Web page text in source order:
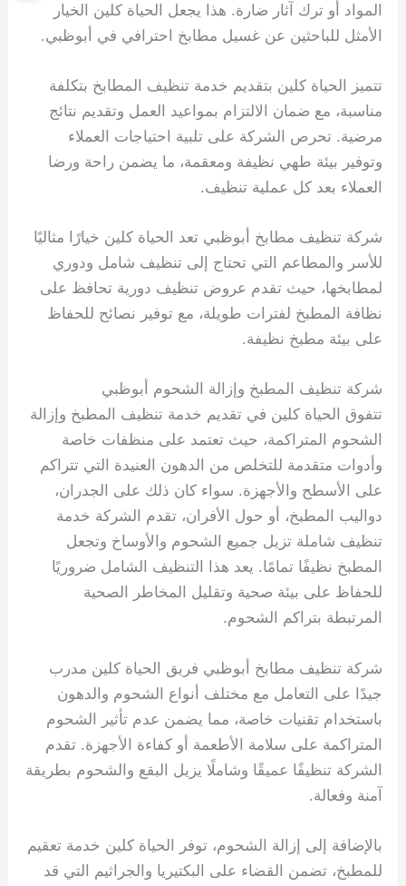
المواد أو ترك آثار ضارة. هذا يجعل الحياة كلين الخيار
الأمثل للباحثين عن غسيل مطابخ احترافي في أبوظبي.
تتميز الحياة كلين بتقديم خدمة تنظيف المطابخ بتكلفة
مناسبة، مع ضمان الالتزام بمواعيد العمل وتقديم نتائج
مرضية. تحرص الشركة على تلبية احتياجات العملاء
وتوفير بيئة طهي نظيفة ومعقمة، ما يضمن راحة ورضا
العملاء بعد كل عملية تنظيف.
شركة تنظيف مطابخ أبوظبي تعد الحياة كلين خيارًا مثاليًا
للأسر والمطاعم التي تحتاج إلى تنظيف شامل ودوري
لمطابخها، حيث تقدم عروض تنظيف دورية تحافظ على
نظافة المطبخ لفترات طويلة، مع توفير نصائح للحفاظ
على بيئة مطبخ نظيفة.
شركة تنظيف المطبخ وإزالة الشحوم أبوظبي
تتفوق الحياة كلين في تقديم خدمة تنظيف المطبخ وإزالة
الشحوم المتراكمة، حيث تعتمد على منظفات خاصة
وأدوات متقدمة للتخلص من الدهون العنيدة التي تتراكم
على الأسطح والأجهزة. سواء كان ذلك على الجدران،
دواليب المطبخ، أو حول الأفران، تقدم الشركة خدمة
تنظيف شاملة تزيل جميع الشحوم والأوساخ وتجعل
المطبخ نظيفًا تمامًا. يعد هذا التنظيف الشامل ضروريًا
للحفاظ على بيئة صحية وتقليل المخاطر الصحية
المرتبطة بتراكم الشحوم.
شركة تنظيف مطابخ أبوظبي فريق الحياة كلين مدرب
جيدًا على التعامل مع مختلف أنواع الشحوم والدهون
باستخدام تقنيات خاصة، مما يضمن عدم تأثير الشحوم
المتراكمة على سلامة الأطعمة أو كفاءة الأجهزة. تقدم
الشركة تنظيفًا عميقًا وشاملًا يزيل البقع والشحوم بطريقة
آمنة وفعالة.
بالإضافة إلى إزالة الشحوم، توفر الحياة كلين خدمة تعقيم
للمطبخ، تضمن القضاء على البكتيريا والجراثيم التي قد